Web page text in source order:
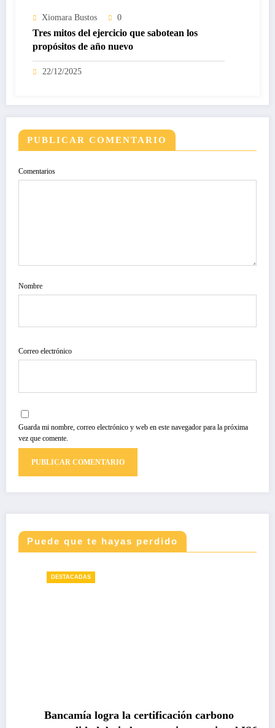
Xiomara Bustos 0
Tres mitos del ejercicio que sabotean los
propósitos de año nuevo
22/12/2025
PUBLICAR COMENTARIO
Comentarios
Nombre
Correo electrónico
Guarda mi nombre, correo electrónico y web en este navegador para la próxima
vez que comente.
Puede que te hayas perdido
DESTACADAS
Bancamía logra la certificación carbono